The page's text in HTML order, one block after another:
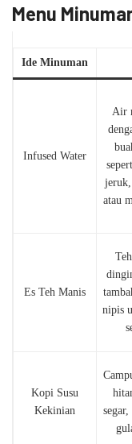
Menu
Ide Minuman
Infused Water
Air
jeruk,
atau
Es Teh Manis
nipis
Kopi Susu
Kekinian